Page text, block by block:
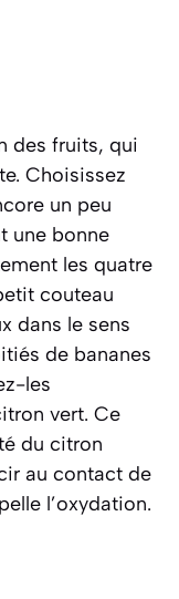
des fruits, qui
Choisissez
un peu
une bonne
les quatre
couteau
dans le sens
de bananes
les
vert. Ce
du citron
au contact de
l’oxydation.